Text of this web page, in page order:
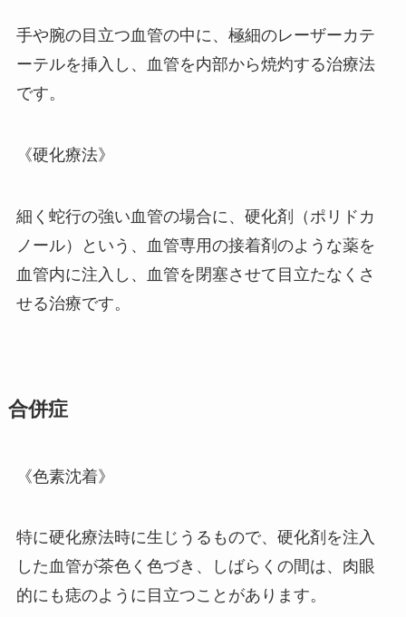
手や腕の目立つ血管の中に、極細のレーザーカテ
ーテルを挿入し、血管を内部から焼灼する治療法
です。
《硬化療法》
細く蛇行の強い血管の場合に、硬化剤（ポリドカ
ノール）という、血管専用の接着剤のような薬を
血管内に注入し、血管を閉塞させて目立たなくさ
せる治療です。
合併症
《色素沈着》
特に硬化療法時に生じうるもので、硬化剤を注入
した血管が茶色く色づき、しばらくの間は、肉眼
的にも痣のように目立つことがあります。